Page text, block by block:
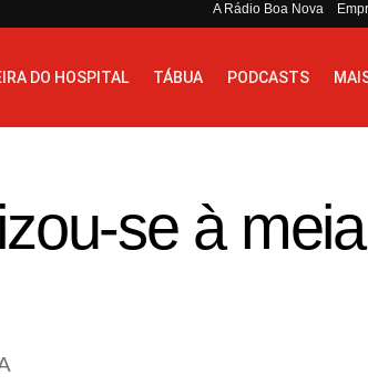
A Rádio Boa Nova
DO HOSPITAL TÁBUA PODCASTS
se à